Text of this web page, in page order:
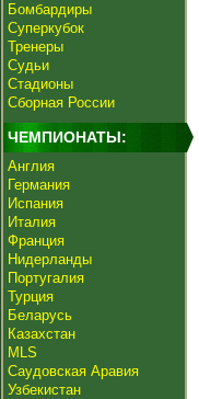
Бомбардиры
Суперкубок
Тренеры
Судьи
Стадионы
Сборная России
ЧЕМПИОНАТЫ:
Англия
Германия
Испания
Италия
Франция
Нидерланды
Португалия
Турция
Беларусь
Казахстан
MLS
Саудовская Аравия
Узбекистан